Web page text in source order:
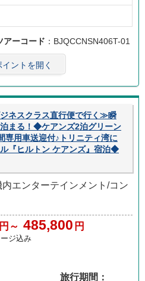
アーコード ：BJQCCNSN406T-01
ントを開く
ネスクラス直行便で行く≫瞬
まる！◆ケアンズ2泊グリーン
用車送迎付♪トリニティ湾に
『ヒルトン ケアンズ』宿泊◆
エンターテインメント/コン
円～ 485,800 円
ジ込み
旅行期間：